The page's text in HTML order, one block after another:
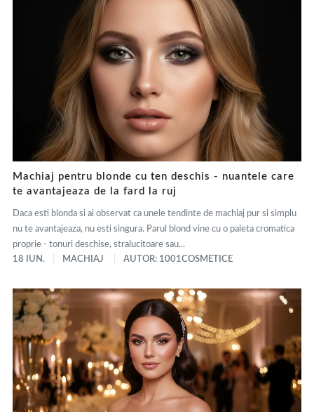
Machiaj pentru blonde cu ten deschis - nuantele care
te avantajeaza de la fard la ruj
Daca esti blonda si ai observat ca unele tendinte de machiaj pur si simplu
nu te avantajeaza, nu esti singura. Parul blond vine cu o paleta cromatica
proprie - tonuri deschise, stralucitoare sau...
18 IUN.
MACHIAJ AUTOR: 1001COSMETICE